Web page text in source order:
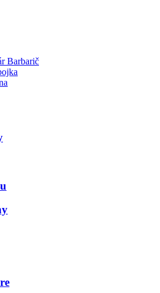
Barbarič